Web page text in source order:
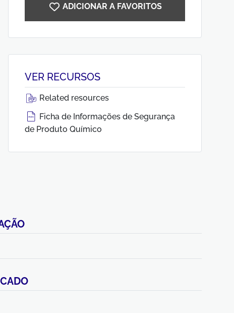
ADICIONAR A FAVORITOS
VER RECURSOS
Related resources
Ficha de Informações de Segurança
de Produto Químico